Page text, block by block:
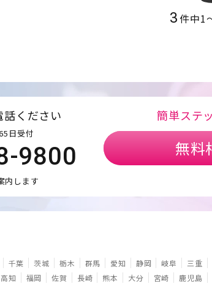
3件中1
話ください
日受付
9800
内します
簡単ステ
無料
千葉 茨城 栃木 群馬 愛知 静岡 岐阜 三重
高知 福岡 佐賀 長崎 熊本 大分 宮崎 鹿児島